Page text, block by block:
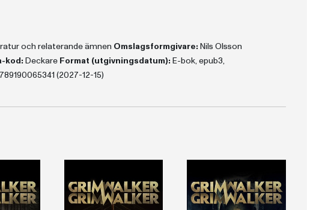
och relaterande ämnen Omslagsformgivare: Nils Olsson
kod: Deckare Format (utgivningsdatum): E-bok, epub3,
(2027-12-15)